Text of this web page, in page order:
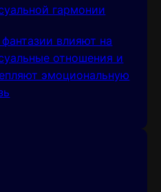
гармонии
влияют на
отношения и
эмоциональную